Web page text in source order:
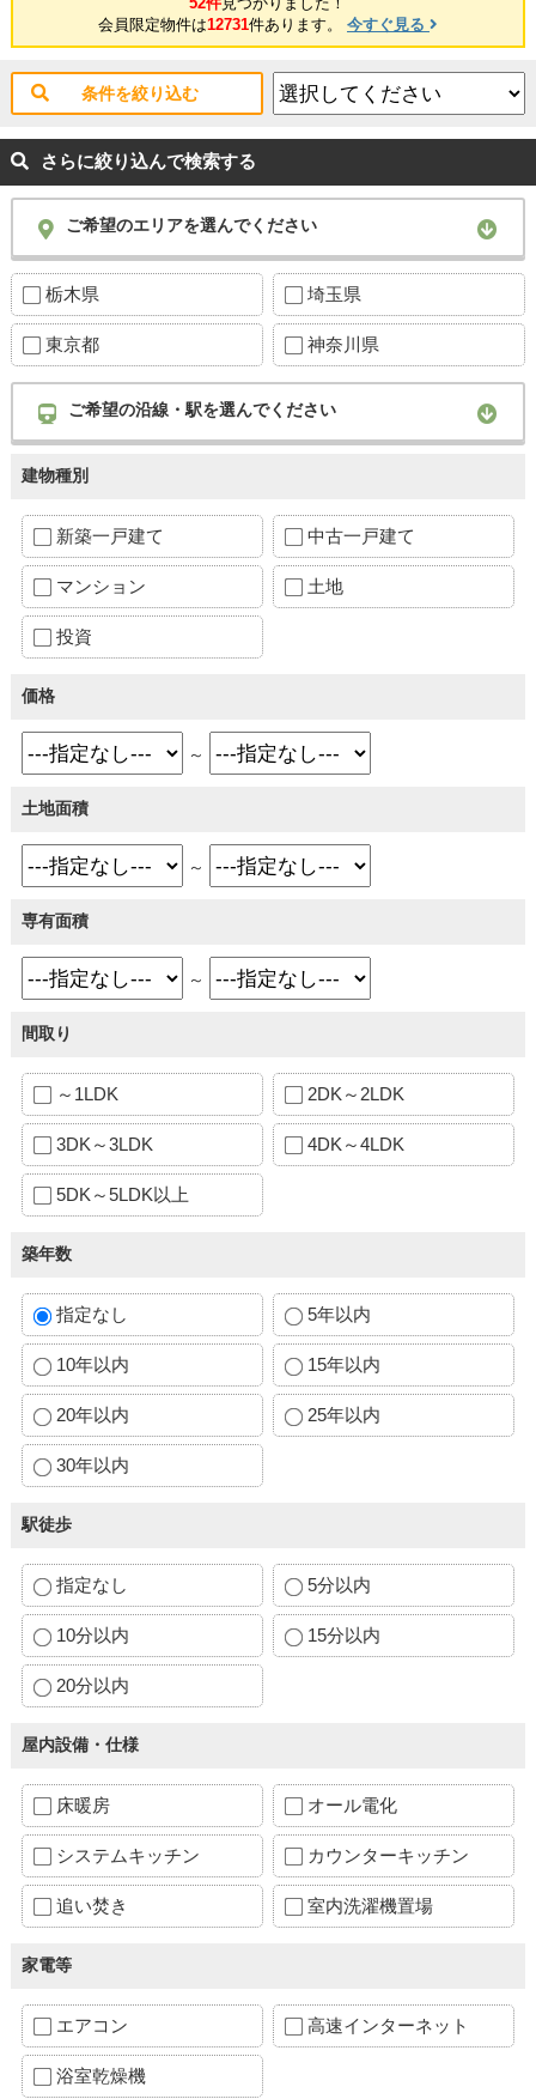
会員限定物件は12731件あります。 今すぐ見る
条件を絞り込む
さらに絞り込んで検索する
ご希望のエリアを選んでください
栃木県 埼玉県
東京都 神奈川県
ご希望の沿線・駅を選んでください
建物種別
新築一戸建て 中古一戸建て
マンション 土地
投資
価格
～
土地面積
～
専有面積
～
間取り
～1LDK 2DK～2LDK
3DK～3LDK 4DK～4LDK
5DK～5LDK以上
築年数
指定なし 5年以内
10年以内 15年以内
20年以内 25年以内
30年以内
駅徒歩
指定なし 5分以内
10分以内 15分以内
20分以内
屋内設備・仕様
床暖房 オール電化
システムキッチン カウンターキッチン
追い焚き 室内洗濯機置場
家電等
エアコン 高速インターネット
浴室乾燥機